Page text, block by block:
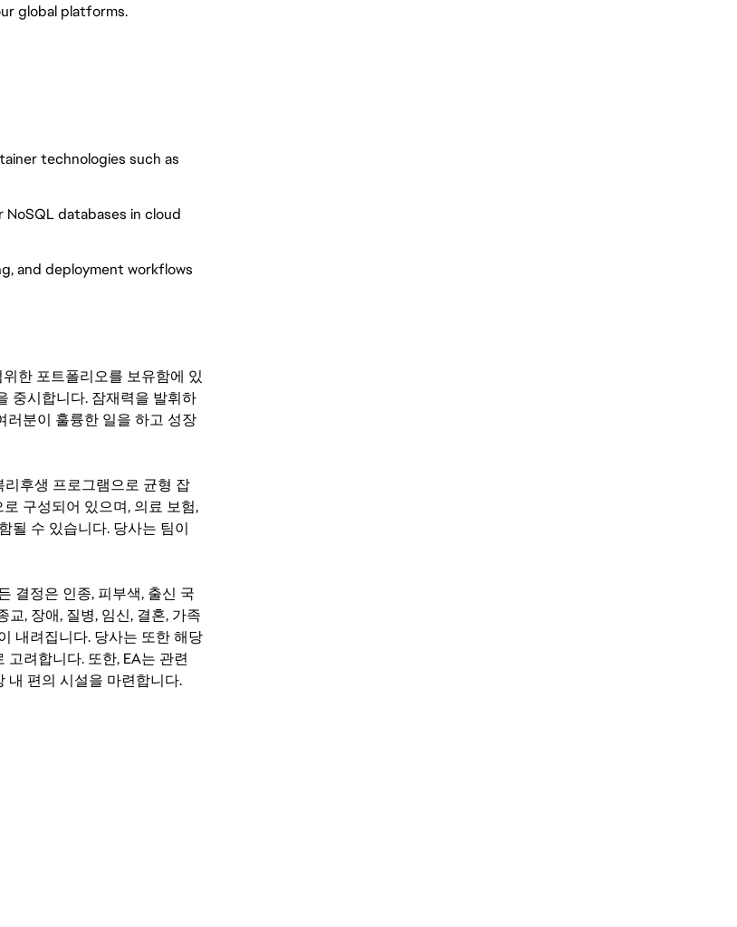
global platforms.
technologies such as
databases in cloud
and deployment workflows
한 포트폴리오를 보유함에 있
중시합니다. 잠재력을 발휘하
러분이 훌륭한 일을 하고 성장
리후생 프로그램으로 균형 잡
구성되어 있으며, 의료 보험,
될 수 있습니다. 당사는 팀이
결정은 인종, 피부색, 출신 국
교, 장애, 질병, 임신, 결혼, 가족
내려집니다. 당사는 또한 해당
려합니다. 또한, EA는 관련
내 편의 시설을 마련합니다.